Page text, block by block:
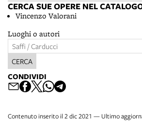
CERCA SUE OPERE NEL
Vincenzo Valorani
Luoghi o autori
CERCA
CONDIVIDI
Contenuto inserito il 2 dic 2021 — Ultimo